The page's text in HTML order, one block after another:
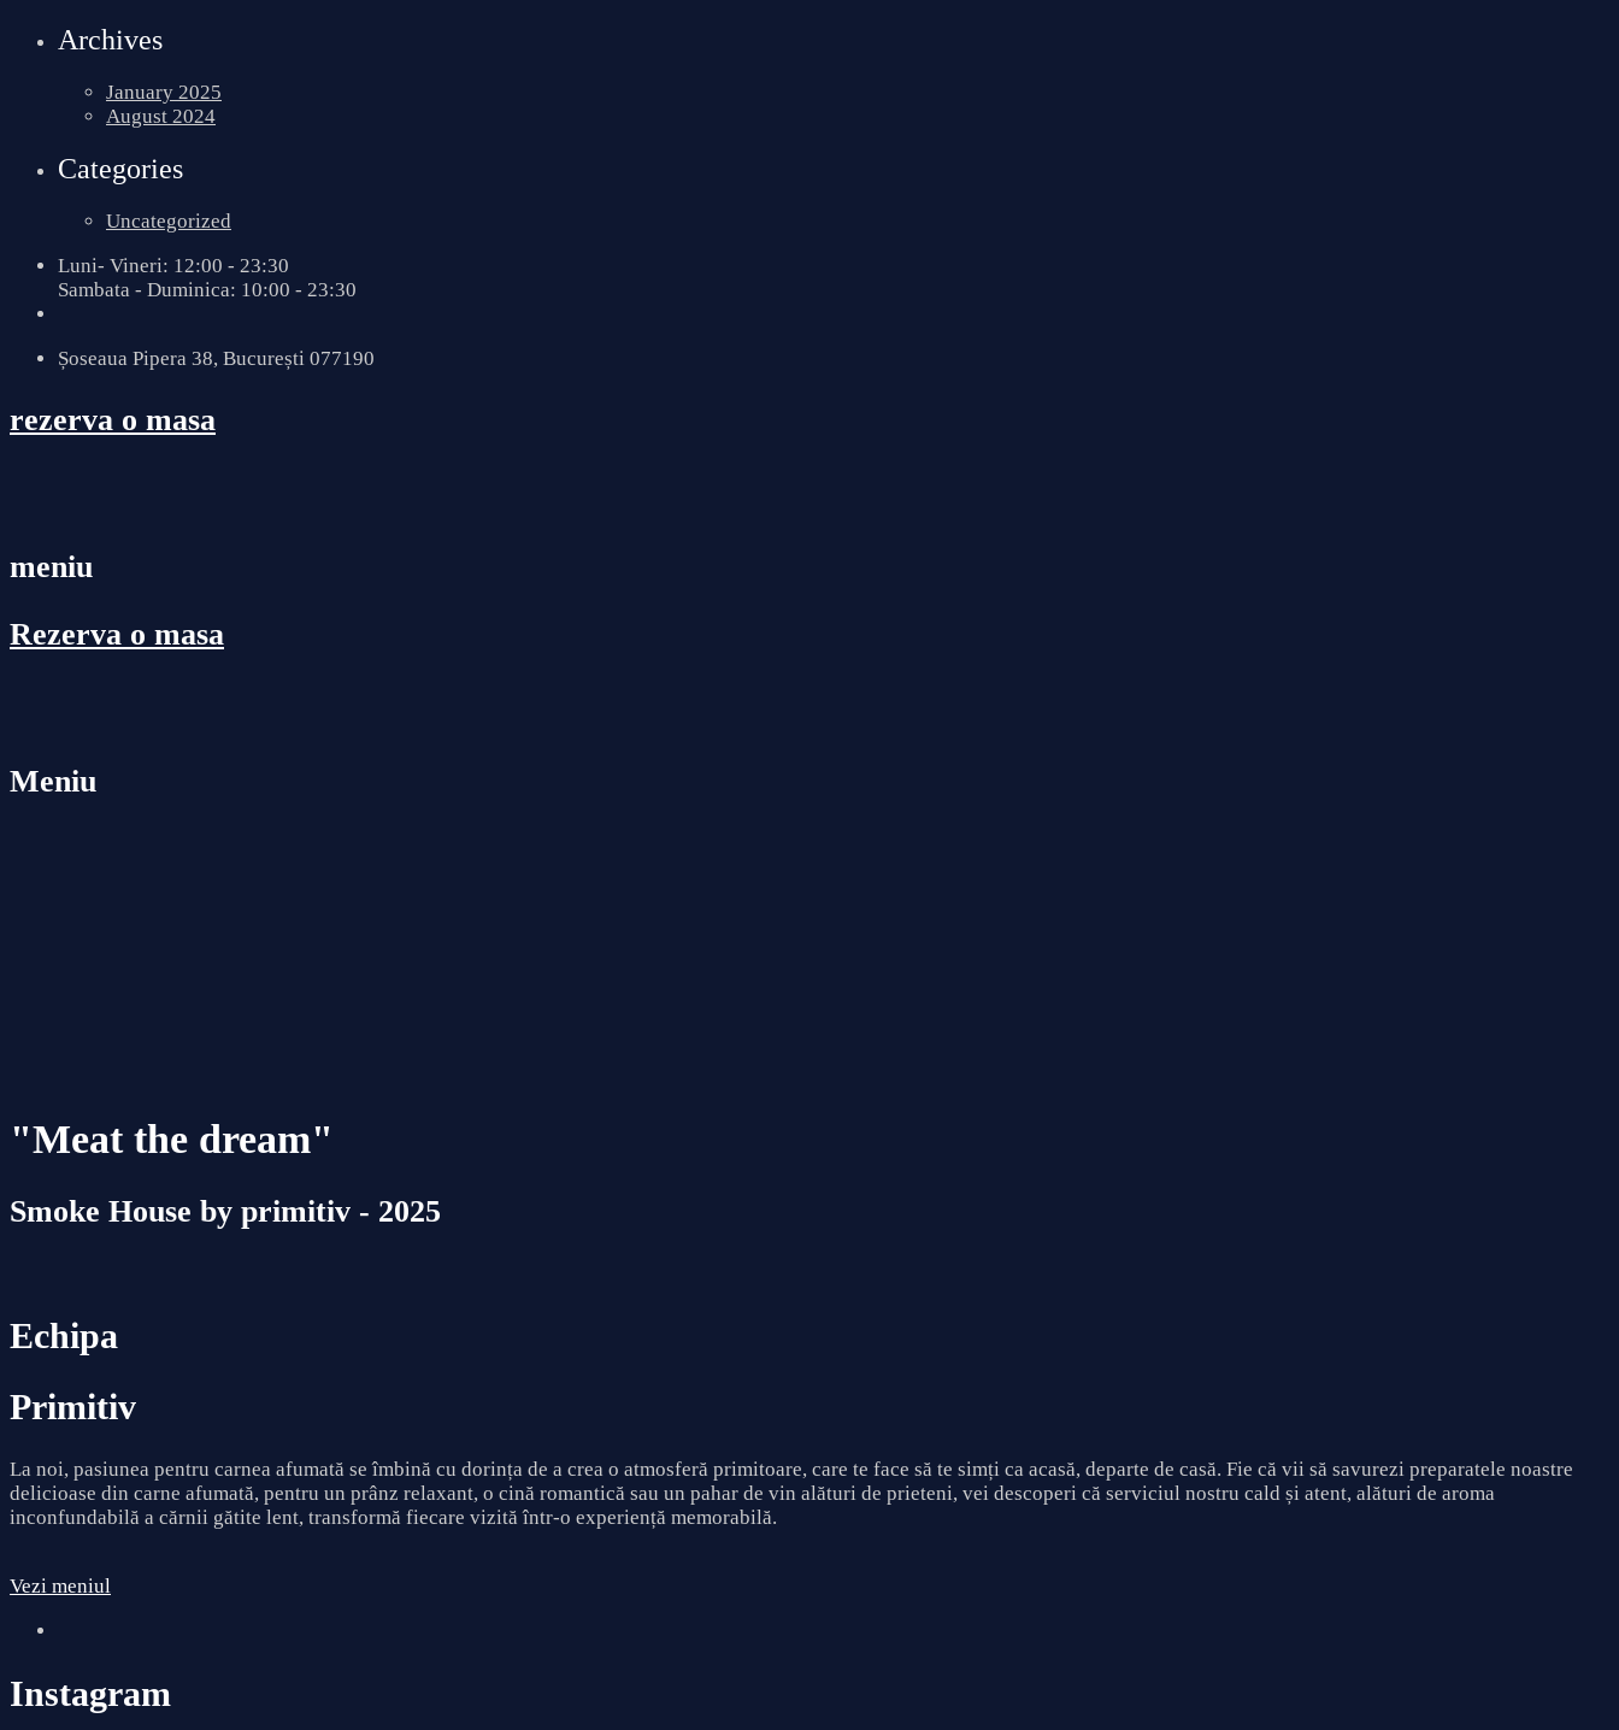
Archives
January 2025
August 2024
Categories
Uncategorized
Luni- Vineri: 12:00 - 23:30
Sambata - Duminica: 10:00 - 23:30
Șoseaua Pipera 38, București 077190
rezerva o masa
meniu
Rezerva o masa
Meniu
"Meat the dream"
Smoke House by primitiv - 2025
Echipa
Primitiv
La noi, pasiunea pentru carnea afumată se îmbină cu dorința de a crea o atmosferă primitoare, care te face să te simți ca acasă, departe de casă. Fie că vii să savurezi preparatele noastre
delicioase din carne afumată, pentru un prânz relaxant, o cină romantică sau un pahar de vin alături de prieteni, vei descoperi că serviciul nostru cald și atent, alături de aroma
inconfundabilă a cărnii gătite lent, transformă fiecare vizită într-o experiență memorabilă.
Vezi meniul
Instagram